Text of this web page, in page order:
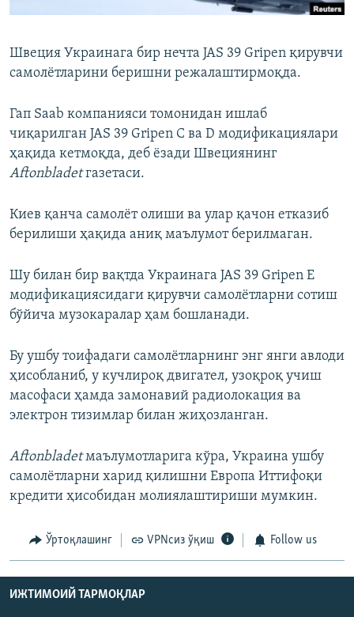
Швеция Украинага бир нечта JAS 39 Gripen қирувчи
самолётларини беришни режалаштирмоқда.
Гап Saab компанияси томонидан ишлаб
чиқарилган JAS 39 Gripen C ва D модификациялари
ҳақида кетмоқда, деб ёзади Швециянинг
Aftonbladetгазетаси.
Киев қанча самолёт олиши ва улар қачон етказиб
берилиши ҳақида аниқ маълумот берилмаган.
Шу билан бир вақтда Украинага JAS 39 Gripen E
модификациясидаги қирувчи самолётларни сотиш
бўйича музокаралар ҳам бошланади.
Бу ушбу тоифадаги самолётларнинг энг янги авлоди
ҳисобланиб, у кучлироқ двигател, узоқроқ учиш
масофаси ҳамда замонавий радиолокация ва
электрон тизимлар билан жиҳозланган.
Aftonbladetмаълумотларига кўра, Украина ушбу
самолётларни харид қилишни Европа Иттифоқи
кредити ҳисобидан молиялаштириши мумкин.
Ўртоқлашинг VPNсиз ўқиш Follow us
ИЖТИМОИЙ ТАРМОҚЛАР